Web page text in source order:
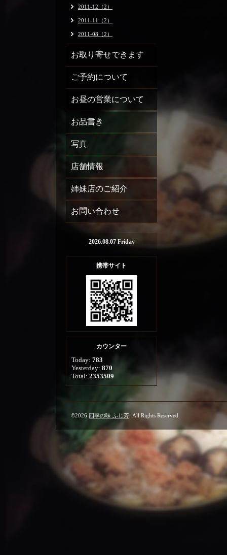
2011-12（2）
2011-11（2）
2011-08（2）
お取り寄せできます
ご予約について
お昼の営業について
お品書き
写真
店舗情報
姉妹店のご紹介
お問い合わせ
2026.08.07 Friday
携帯サイト
カウンター
Today: 783
Yesterday: 870
Total: 2353509
©2026 四季の味 ふじ芳 . All Rights Reserved.